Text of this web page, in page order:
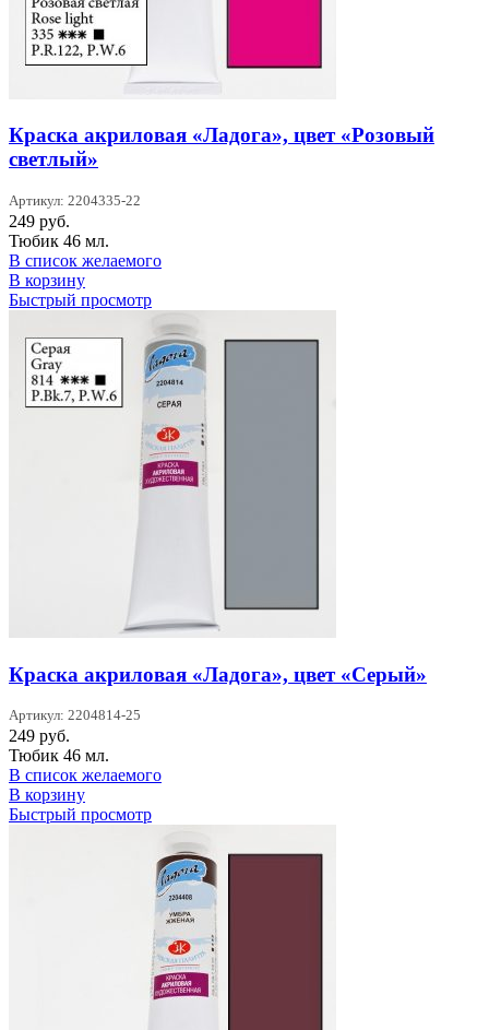
Краска акриловая «Ладога», цвет «Розовый
светлый»
Артикул: 2204335-22
249 руб.
Тюбик 46 мл.
В список желаемого
В корзину
Быстрый просмотр
Краска акриловая «Ладога», цвет «Серый»
Артикул: 2204814-25
249 руб.
Тюбик 46 мл.
В список желаемого
В корзину
Быстрый просмотр